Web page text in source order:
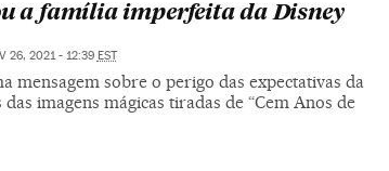
a família imperfeita da Disney
26, 2021 - 12:39 EST
mensagem sobre o perigo das expectativas da
imagens mágicas tiradas de “Cem Anos de